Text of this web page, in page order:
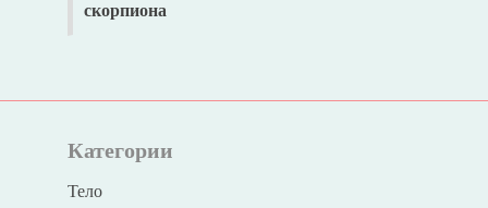
скорпиона
Категории
Тело